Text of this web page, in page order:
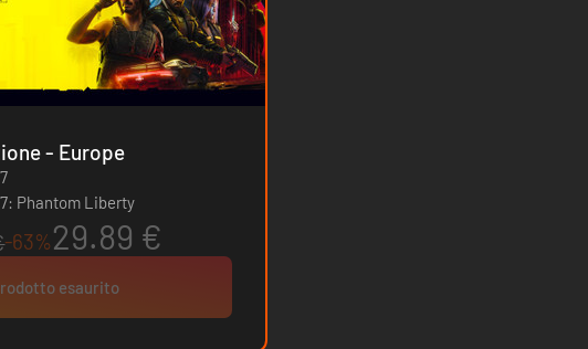
Ultimate Edizione - Europe
Phantom Liberty
-63%29.89 €
esaurito